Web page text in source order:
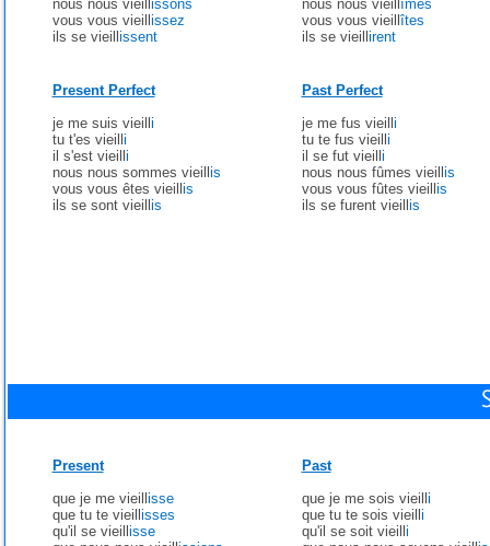
nous nous vieill issons
vous vous vieill issez
ils se vieill issent
nous nous vieill îmes
vous vous vieill îtes
ils se vieill irent
Present Perfect
je me suis vieill i
tu t'es vieill i
il s'est vieill i
nous nous sommes vieill is
vous vous êtes vieill is
ils se sont vieill is
Past Perfect
je me fus vieill i
tu te fus vieill i
il se fut vieill i
nous nous fûmes vieill is
vous vous fûtes vieill is
ils se furent vieill is
Present
que je me vieill isse
que tu te vieill isses
qu'il se vieill isse
Past
que je me sois vieill i
que tu te sois vieill i
qu'il se soit vieill i